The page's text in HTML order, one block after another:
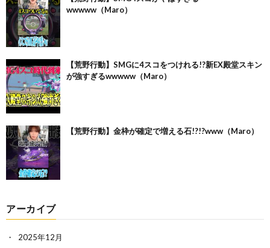
wwwww（Maro）
【荒野行動】SMGに4スコをつけれる!?新EX殿堂スキン
が強すぎるwwwww（Maro）
【荒野行動】金枠が確定で増える石!?!?www（Maro）
アーカイブ
2025年12月